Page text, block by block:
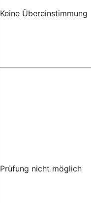
Keine Übereinstimmung
Prüfung nicht möglich